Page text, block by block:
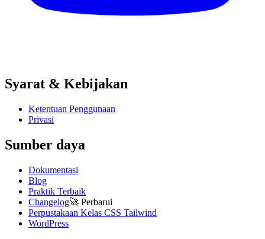
Syarat & Kebijakan
Ketentuan Penggunaan
Privasi
Sumber daya
Dokumentasi
Blog
Praktik Terbaik
Changelog🚀 Perbarui
Perpustakaan Kelas CSS Tailwind
WordPress